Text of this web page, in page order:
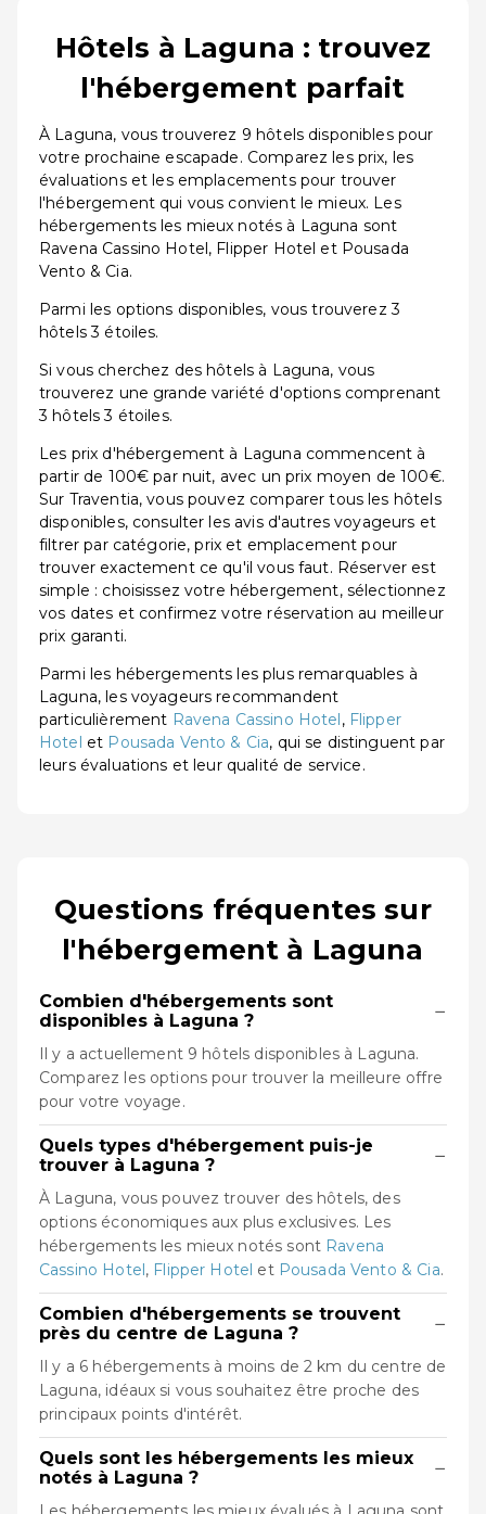
Hôtels à Laguna : trouvez
l'hébergement parfait
À Laguna, vous trouverez 9 hôtels disponibles pour
votre prochaine escapade. Comparez les prix, les
évaluations et les emplacements pour trouver
l'hébergement qui vous convient le mieux. Les
hébergements les mieux notés à Laguna sont
Ravena Cassino Hotel, Flipper Hotel et Pousada
Vento & Cia.
Parmi les options disponibles, vous trouverez 3
hôtels 3 étoiles.
Si vous cherchez des hôtels à Laguna, vous
trouverez une grande variété d'options comprenant
3 hôtels 3 étoiles.
Les prix d'hébergement à Laguna commencent à
partir de 100€ par nuit, avec un prix moyen de 100€.
Sur Traventia, vous pouvez comparer tous les hôtels
disponibles, consulter les avis d'autres voyageurs et
filtrer par catégorie, prix et emplacement pour
trouver exactement ce qu'il vous faut. Réserver est
simple : choisissez votre hébergement, sélectionnez
vos dates et confirmez votre réservation au meilleur
prix garanti.
Parmi les hébergements les plus remarquables à
Laguna, les voyageurs recommandent
particulièrement Ravena Cassino Hotel, Flipper
Hotel et Pousada Vento & Cia, qui se distinguent par
leurs évaluations et leur qualité de service.
Questions fréquentes sur
l'hébergement à Laguna
Combien d'hébergements sont
disponibles à Laguna ?
−
Il y a actuellement 9 hôtels disponibles à Laguna.
Comparez les options pour trouver la meilleure offre
pour votre voyage.
Quels types d'hébergement puis-je
trouver à Laguna ?
−
À Laguna, vous pouvez trouver des hôtels, des
options économiques aux plus exclusives. Les
hébergements les mieux notés sont Ravena
Cassino Hotel, Flipper Hotel et Pousada Vento & Cia.
Combien d'hébergements se trouvent
près du centre de Laguna ?
−
Il y a 6 hébergements à moins de 2 km du centre de
Laguna, idéaux si vous souhaitez être proche des
principaux points d'intérêt.
Quels sont les hébergements les mieux
notés à Laguna ?
−